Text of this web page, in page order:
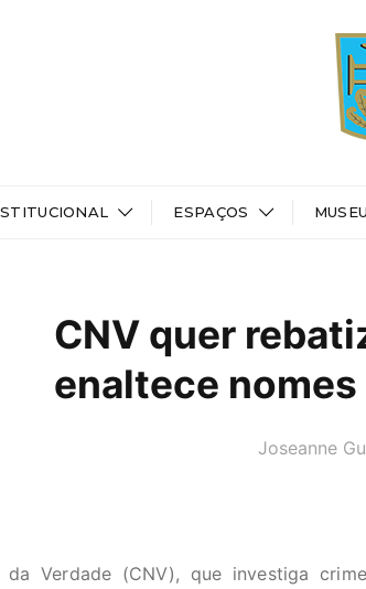
ESPAÇOS MUSEU
CNV quer
enaltece
AUTOR(A):
Joseanne
da Verdade (CNV), que investiga